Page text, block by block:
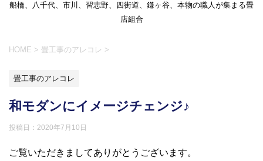
船橋、八千代、市川、習志野、四街道、鎌ヶ谷、本物の職人が集まる畳
店組合
HOME > 畳工事のアレコレ >
畳工事のアレコレ
和モダンにイメージチェンジ♪
投稿日： 2020年7月10日
ご覧いただきましてありがとうございます。